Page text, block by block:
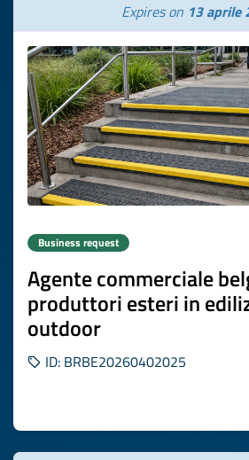
Expires on 13 aprile
Business request
Agente commerciale
produttori esteri in
outdoor
ID: BRBE20260402025